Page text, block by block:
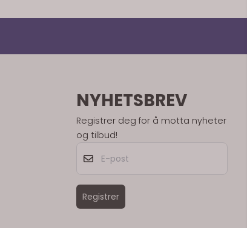
NYHETSBREV
Registrer deg for å motta nyheter
og tilbud!
Registrer